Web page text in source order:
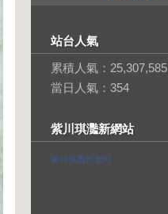
站台人氣
累積人氣： 25,307,585
當日人氣： 354
紫川琪灩新網站
紫川琪灩自架站